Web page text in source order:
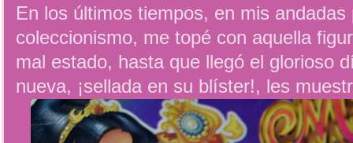
En los últimos tiempos, en mis andadas
coleccionismo, me topé con aquella
mal estado, hasta que llegó el glorioso
nueva, ¡sellada en su blíster!, les